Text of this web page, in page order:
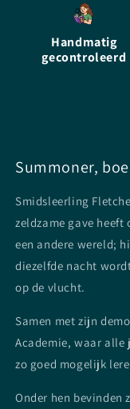
Paperback
Handmatig
gecontroleerd
Summoner,
Smidsleerling
zeldzame gave
een andere wereld;
diezelfde nacht
op de vlucht.
Samen met zijn
Academie, waar
zo goed mogelijk
Onder hen bevinden